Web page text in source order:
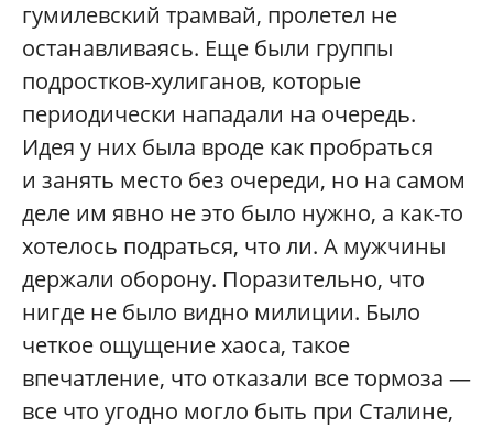
гумилевский трамвай, пролетел не
останавливаясь. Еще были группы
подростков-хулиганов, которые
периодически нападали на очередь.
Идея у них была вроде как пробраться
и занять место без очереди, но на самом
деле им явно не это было нужно, а как-то
хотелось подраться, что ли. А мужчины
держали оборону. Поразительно, что
нигде не было видно милиции. Было
четкое ощущение хаоса, такое
впечатление, что отказали все тормоза —
все что угодно могло быть при Сталине,